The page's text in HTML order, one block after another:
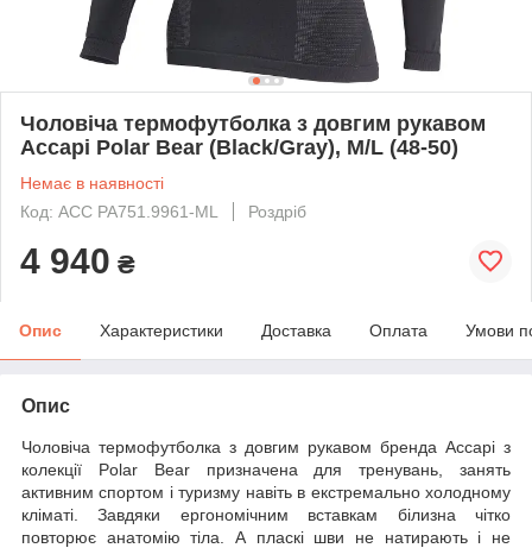
Чоловіча термофутболка з довгим рукавом
Accapi Polar Bear (Black/Gray), M/L (48-50)
Немає в наявності
Код: ACC PA751.9961-ML
Роздріб
4 940 ₴
Опис Характеристики Доставка Оплата Умови
Опис
Чоловіча термофутболка з довгим рукавом бренда Accapi з
колекції Polar Bear призначена для тренувань, занять
активним спортом і туризму навіть в екстремально холодному
кліматі. Завдяки ергономічним вставкам білизна чітко
повторює анатомію тіла. А пласкі шви не натирають і не